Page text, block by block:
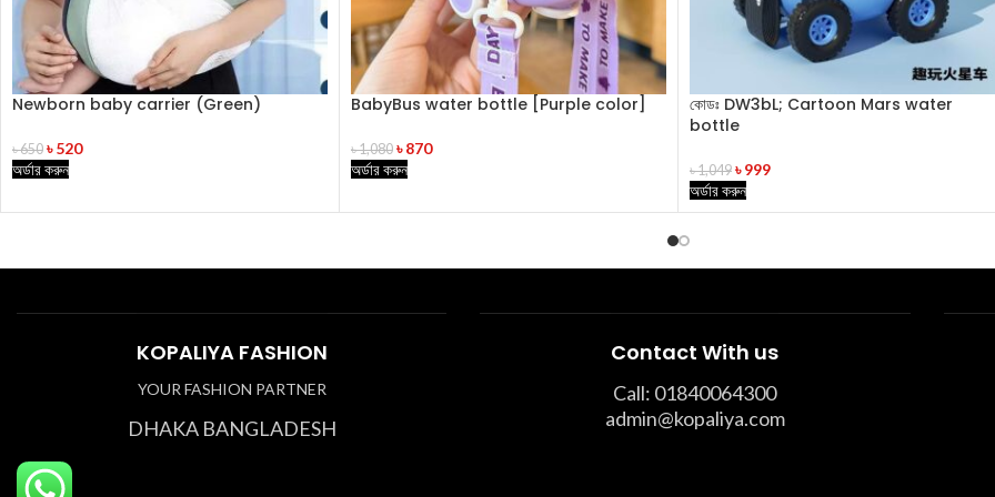
Newborn baby carrier (Green)
৳650 ৳520
অর্ডার করুন
BabyBus water bottle [Purple color]
৳1,080 ৳870
অর্ডার করুন
কোডঃ DW3bL; Cartoon Mars water
bottle
৳1,049 ৳999
অর্ডার করুন
KOPALIYA FASHION
YOUR FASHION PARTNER
DHAKA BANGLADESH
Contact With us
Call: 01840064300
admin@kopaliya.com